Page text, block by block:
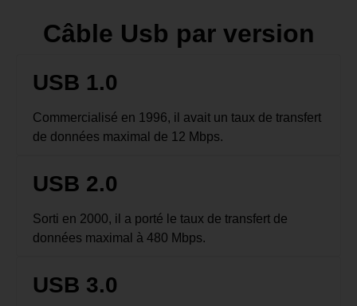
Câble Usb par version
USB 1.0
Commercialisé en 1996, il avait un taux de transfert
de données maximal de 12 Mbps.
USB 2.0
Sorti en 2000, il a porté le taux de transfert de
données maximal à 480 Mbps.
USB 3.0